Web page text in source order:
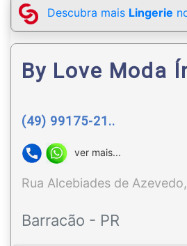
Descubra mais Lingerie
By Love Moda
(49) 99175-21..
ver mais...
Rua Alcebiades de
Barracão - PR